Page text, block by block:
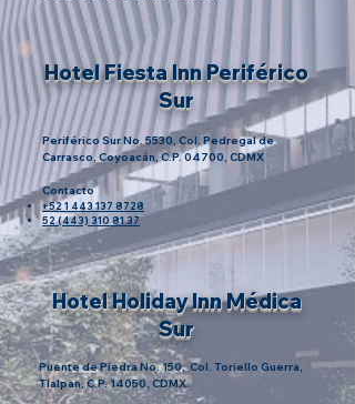
Hotel Fiesta Inn Periférico
Sur
Periférico Sur No. 5530, Col. Pedregal de
Carrasco,Coyoacán,C.P. 04700, CDMX
Contacto
+52 1 443 137 8728
52 (443) 310 81 37
Hotel Holiday Inn Médica
Sur
Puente de Piedra No. 150, Col. Toriello Guerra,
Tlalpan, C.P. 14050, CDMX.